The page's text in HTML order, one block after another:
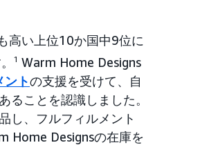
高い上位10か国中9位に
1 Warm Home Designs
トの支援を受けて、自
ことを認識しました。
し、フルフィルメント
Home Designsの在庫を